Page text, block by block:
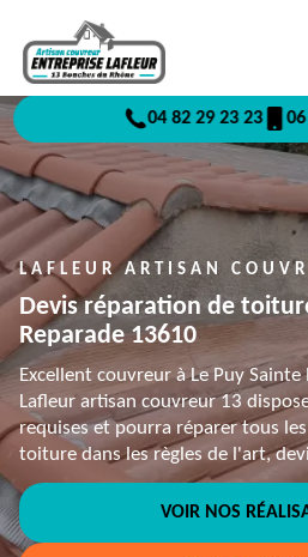
04 82 29 23 23
LAFLEUR ARTISAN
Devis réparation de
Reparade 13610
Excellent couvreur à Le Puy
Lafleur artisan couvreur 13
requises et pourra réparer tous
toiture dans les règles de l'art,
VOIR NOS